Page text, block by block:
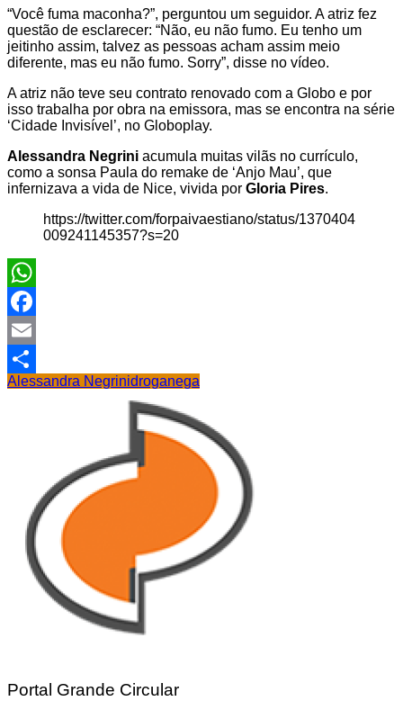
“Você fuma maconha?”, perguntou um seguidor. A atriz fez
questão de esclarecer: “Não, eu não fumo. Eu tenho um
jeitinho assim, talvez as pessoas acham assim meio
diferente, mas eu não fumo. Sorry”, disse no vídeo.
A atriz não teve seu contrato renovado com a Globo e por
isso trabalha por obra na emissora, mas se encontra na série
‘Cidade Invisível’, no Globoplay.
Alessandra Negrini acumula muitas vilãs no currículo,
como a sonsa Paula do remake de ‘Anjo Mau’, que
infernizava a vida de Nice, vivida por Gloria Pires.
https://twitter.com/forpaivaestiano/status/1370404
009241145357?s=20
WhatsApp
Facebook
Email
Share
Alessandra Negrinidroganega
Portal Grande Circular